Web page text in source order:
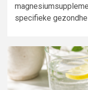
specifieke